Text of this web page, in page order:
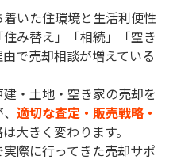
いた住環境と生活利便性
み替え」「相続」「空き
で売却相談が増えている
・土地・空き家の売却を
、適切な査定・販売戦略・
大きく変わります。
際に行ってきた売却サポ